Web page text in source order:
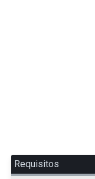
Requisitos